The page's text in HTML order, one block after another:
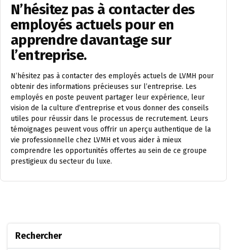
N’hésitez pas à contacter des
employés actuels pour en
apprendre davantage sur
l’entreprise.
N’hésitez pas à contacter des employés actuels de LVMH pour
obtenir des informations précieuses sur l’entreprise. Les
employés en poste peuvent partager leur expérience, leur
vision de la culture d’entreprise et vous donner des conseils
utiles pour réussir dans le processus de recrutement. Leurs
témoignages peuvent vous offrir un aperçu authentique de la
vie professionnelle chez LVMH et vous aider à mieux
comprendre les opportunités offertes au sein de ce groupe
prestigieux du secteur du luxe.
Rechercher